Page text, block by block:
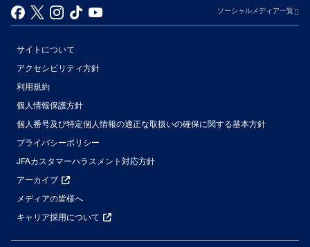
ソーシャルメディア一覧
サイトについて
アクセシビリティ方針
利用規約
個人情報保護方針
個人番号及び特定個人情報の適正な取扱いの確保に関する基本方針
プライバシーポリシー
JFAカスタマーハラスメント対応方針
アーカイブ
メディアの皆様へ
キャリア採用について